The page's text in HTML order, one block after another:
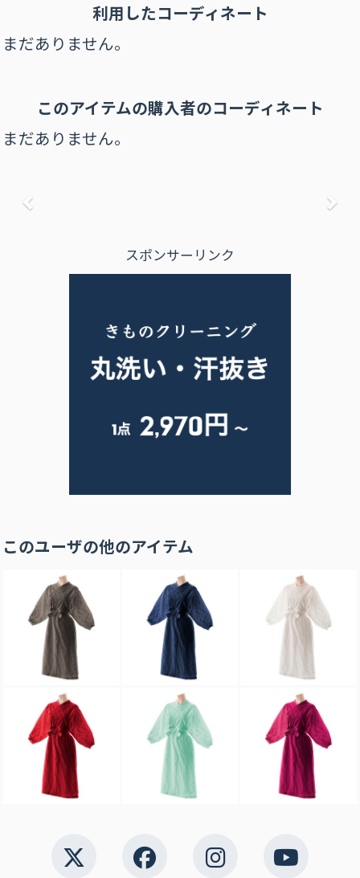
利用したコーディネート
まだありません。
このアイテムの購⼊者のコーディネート
まだありません。
スポンサーリンク
このユーザの他のアイテム